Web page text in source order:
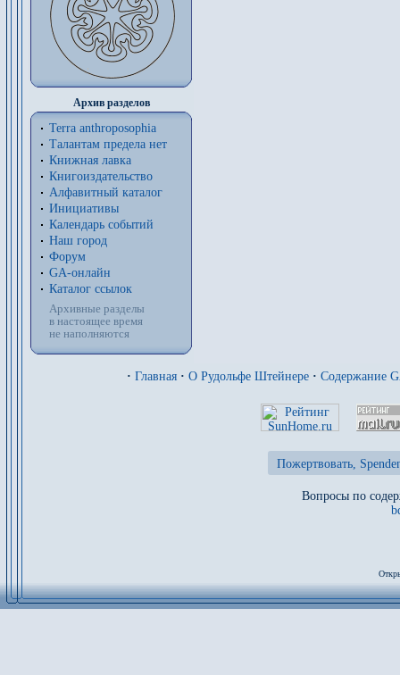
Архив разделов
Terra anthroposophia
Талантам предела нет
Книжная лавка
Книгоиздательство
Алфавитный каталог
Инициативы
Календарь событий
Наш город
Форум
GA-онлайн
Каталог ссылок
Архивные разделы
в настоящее время
не наполняются
· Главная · О Рудольфе Штейнере · Содержание
Пожертвовать,
Вопросы по